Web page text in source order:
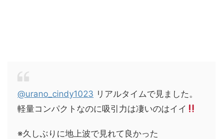
@urano_cindy1023 リアルタイムで見ました。
軽量コンパクトなのに吸引力は凄いのはイイ
※久しぶりに地上波で見れて良かった